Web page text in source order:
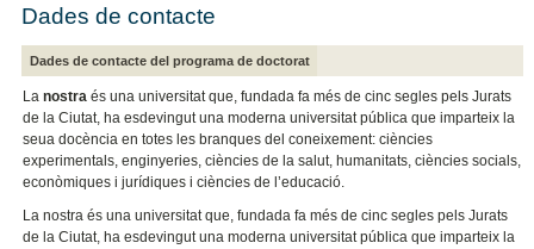
Dades de contacte
Dades de contacte del programa de doctorat
Lanostra és una universitat que, fundada fa més de cinc segles pels Jurats
de la Ciutat, ha esdevingut una moderna universitat pública que imparteix la
seua docència en totes les branques del coneixement: ciències
experimentals, enginyeries, ciències de la salut, humanitats, ciències socials,
econòmiques i jurídiques i ciències de l’educació.
La nostra és una universitat que, fundada fa més de cinc segles pels Jurats
de la Ciutat, ha esdevingut una moderna universitat pública que imparteix la